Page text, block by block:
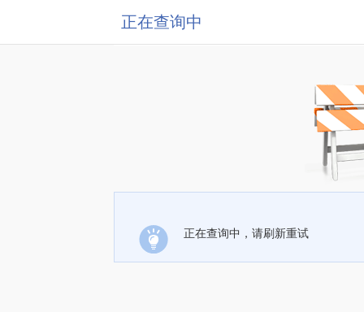
正在查询中
正在查询中，请刷新重试